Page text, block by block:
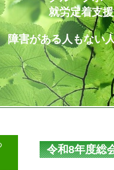
援センタ
ない人も共に生
令和8年度総